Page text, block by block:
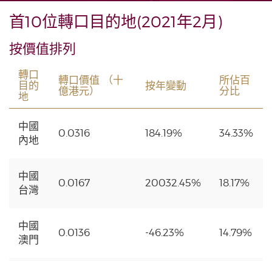
首10位轉口目的地(2021年2月)
按價值排列
轉口
目的
地
轉口價值 （十
億港元）
按年變動
所佔百
分比
中國
內地
0.0316 184.19% 34.33%
中國
台灣
0.0167 20032.45% 18.17%
中國
澳門
0.0136 -46.23% 14.79%